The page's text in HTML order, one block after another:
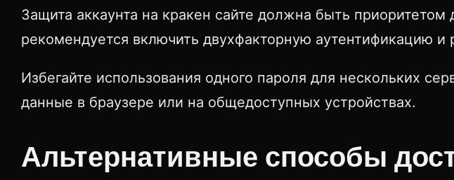
Защита аккаунта на кракен сайте должна быть
рекомендуется включить двухфакторную аутентификацию и
Избегайте использования одного пароля для нескольких
данные в браузере или на общедоступных устройствах.
Альтернативные способы